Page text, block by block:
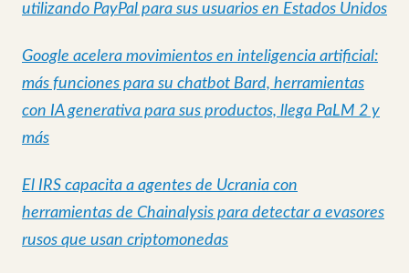
utilizando PayPal para sus usuarios en Estados Unidos
Google acelera movimientos en inteligencia artificial:
más funciones para su chatbot Bard, herramientas
con IA generativa para sus productos, llega PaLM 2 y
más
El IRS capacita a agentes de Ucrania con
herramientas de Chainalysis para detectar a evasores
rusos que usan criptomonedas